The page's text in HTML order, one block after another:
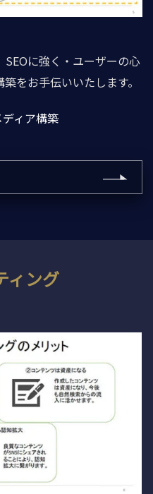
に強く・ユーザーの心
をお手伝いいたします。
ィア構築
ィング